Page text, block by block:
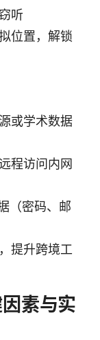
听
位置，解锁
或学术数据
程访问内网
（密码、邮
提升跨境工
素与实